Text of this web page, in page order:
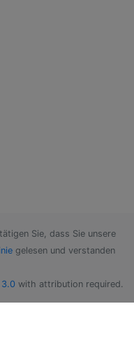
Sie, dass Sie unsere
gelesen und verstanden
with attribution required.